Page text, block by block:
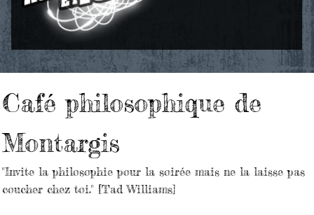
Café philosophique de
Montargis
"Invite la philosophie pour la soirée mais ne la laisse pas
coucher chez toi." [Tad Williams]